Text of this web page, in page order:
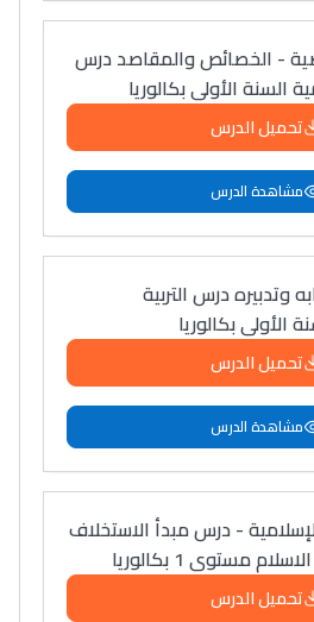
- الخصائص والمقاصد درس
السنة الأولى بكالوريا
تحميل الدرس
مشاهدة الدرس
وتدبيره درس التربية
الأولى بكالوريا
تحميل الدرس
مشاهدة الدرس
- درس مبدأ الاستخلاف
مستوى 1 بكالوريا
تحميل الدرس